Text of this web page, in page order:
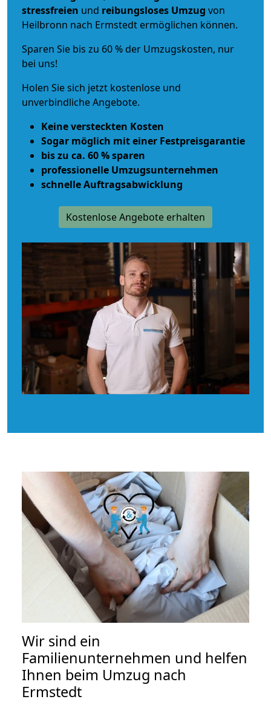
stressfreien und reibungsloses Umzug von
Heilbronn nach Ermstedt ermöglichen können.
Sparen Sie bis zu 60 % der Umzugskosten, nur
bei uns!
Holen Sie sich jetzt kostenlose und
unverbindliche Angebote.
Keine versteckten Kosten
Sogar möglich mit einer Festpreisgarantie
bis zu ca. 60 % sparen
professionelle Umzugsunternehmen
schnelle Auftragsabwicklung
Kostenlose Angebote erhalten
Wir sind ein
Familienunternehmen und helfen
Ihnen beim Umzug nach
Ermstedt